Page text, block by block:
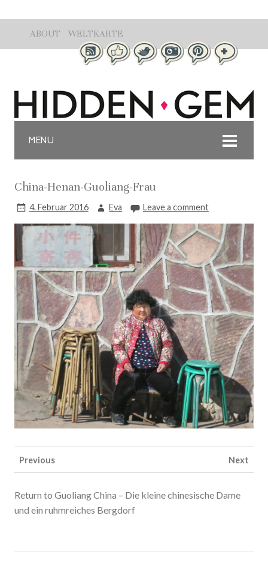
ABOUT WELTKARTE
MENU
China-Henan-Guoliang-Frau
4. Februar 2016 Eva Leave a comment
Previous Next
Return to Guoliang China – Die kleine chinesische Dame
und ein ruhmreiches Bergdorf